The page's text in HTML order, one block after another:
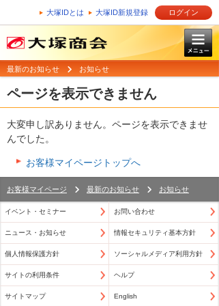
大塚IDとは 大塚ID新規登録 ログイン
最新のお知らせ お知らせ
ページを表示できません
大変申し訳ありません。ページを表示できませ
んでした。
お客様マイページトップへ
お客様マイページ 最新のお知らせ お知らせ
イベント・セミナー お問い合わせ
ニュース・お知らせ 情報セキュリティ基本方針
個人情報保護方針 ソーシャルメディア利用方針
サイトの利用条件 ヘルプ
サイトマップ English